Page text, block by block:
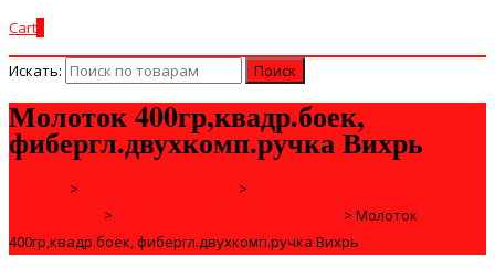
Cart
Искать:
Молоток 400гр,квадр.боек,
фибергл.двухкомп.ручка Вихрь
> >
> > Молоток
400гр,квадр.боек, фибергл.двухкомп.ручка Вихрь